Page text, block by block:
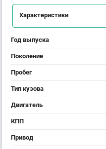
Характеристики
Год выпуска
Поколение
Пробег
Тип кузова
Двигатель
КПП
Привод